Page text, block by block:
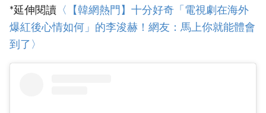
*延伸閱讀 ‎〈【韓網熱門】十分好奇「電視劇在海外
爆紅後心情如何」的李浚赫！網友：馬上你就能體會
到了〉‎